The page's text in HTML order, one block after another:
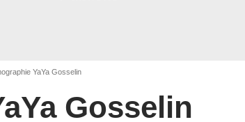
YaYa Gosselin
Gosselin